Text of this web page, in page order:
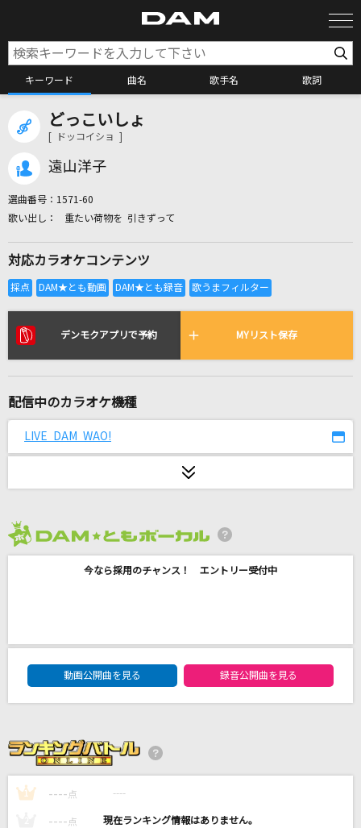
キーワード 曲名 歌手名 歌詞
カラオケ検索
全国りれき
リアルタイムで歌われている曲の一覧
[生音]3月9日
IRIS OUT
Ti Amo
中島健人
世界の歩き方
どっこいしょ
[ ドッコイショ ]
遠山洋子
選曲番号： 1571-60
重たい荷物を 引きずって
対応カラオケコンテンツ
デンモクアプリで予約 MYリスト保存
配信中のカラオケ機種
LIVE DAM WAO!
今なら採用のチャンス！ エントリー受付中
DAM★ともボーカルエントリーランキング
動画公開曲を見る
録音公開曲を見る
1 ---- 点 ----
---- 点 ----